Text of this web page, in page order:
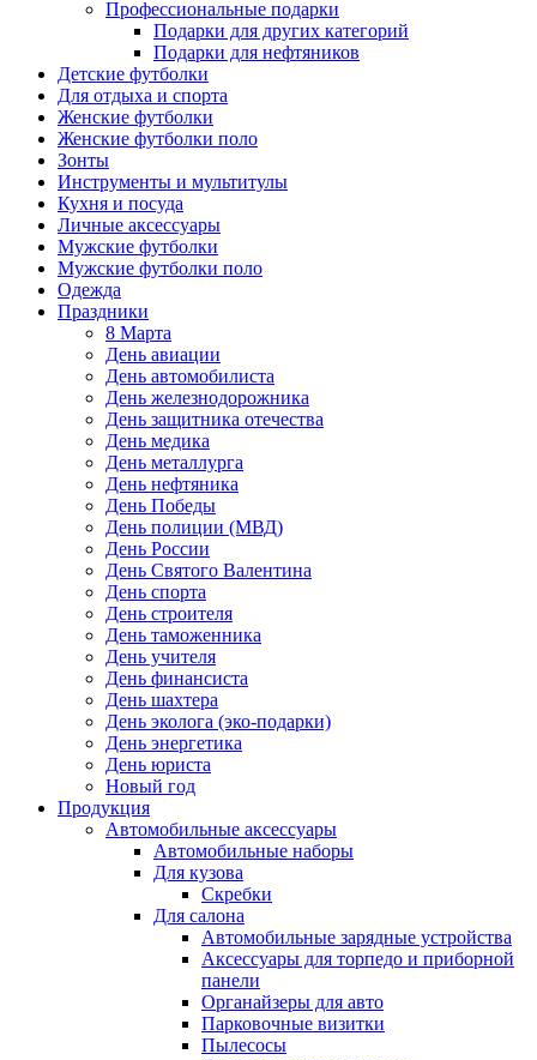
Профессиональные подарки
Подарки для других категорий
Подарки для нефтяников
Детские футболки
Для отдыха и спорта
Женские футболки
Женские футболки поло
Зонты
Инструменты и мультитулы
Кухня и посуда
Личные аксессуары
Мужские футболки
Мужские футболки поло
Одежда
Праздники
8 Марта
День авиации
День автомобилиста
День железнодорожника
День защитника отечества
День медика
День металлурга
День нефтяника
День Победы
День полиции (МВД)
День России
День Святого Валентина
День спорта
День строителя
День таможенника
День учителя
День финансиста
День шахтера
День эколога (эко-подарки)
День энергетика
День юриста
Новый год
Продукция
Автомобильные аксессуары
Автомобильные наборы
Для кузова
Скребки
Для салона
Автомобильные зарядные устройства
Аксессуары для торпедо и приборной
панели
Органайзеры для авто
Парковочные визитки
Пылесосы